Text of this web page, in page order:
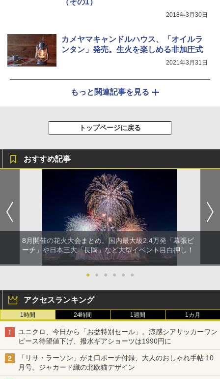
2018年3月30日
カメヤマキャンドルハウス、「オイルラ
ンタン」発売。生火を楽しめる非加圧式
2021年3月31日
もっと関連記事を見る
トップページに戻る
おすすめ記事
8月開催の花火大会まとめ。国内最大級2.4万発「幕張ビ
ーチ」や日本三大「長岡」など大型イベント目白押し！
● ● ● ● ● ●
アクセスランキング
1時間 24時間 1週間 1カ月
ユニクロ、今日から「お盆特別セール」。涼感シアサッカーワン
ピース待望値下げ、撥水ギアショーツは1990円に
「リサ・ラーソン」がま口ポーチ付録、大人のおしゃれ手帖 10
月号。ジャカード織の北欧猫デザイン